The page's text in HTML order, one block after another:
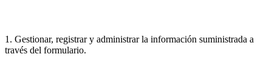
1. Gestionar, registrar y administrar la información suministrada a
través del formulario.